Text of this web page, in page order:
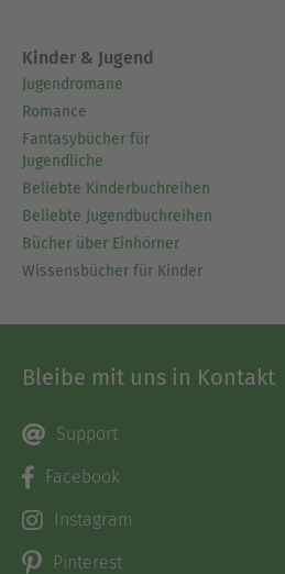
Kinder & Jugend
Jugendromane
Romance
Fantasybücher für
Jugendliche
Beliebte Kinderbuchreihen
Beliebte Jugendbuchreihen
Bücher über Einhörner
Wissensbücher für Kinder
Bleibe mit uns in Kontakt
Support
Facebook
Instagram
Pinterest